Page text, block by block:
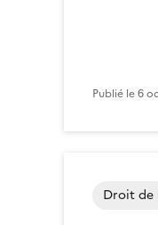
Publié le6
Droit de